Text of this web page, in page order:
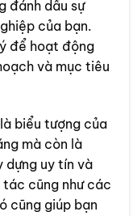
đánh dấu sự
của bạn.
để hoạt động
và mục tiêu
biểu tượng của
mà còn là
dựng uy tín và
cũng như các
cũng giúp bạn